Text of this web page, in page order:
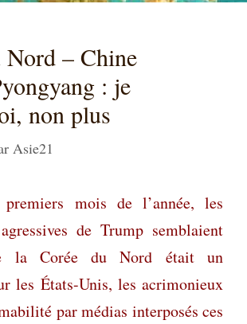
Nord – Chine
: je
non plus
Asie21
mois de l’année, les
de Trump semblaient
la Corée du Nord était un
les États-Unis, les acrimonieux
par médias interposés ces